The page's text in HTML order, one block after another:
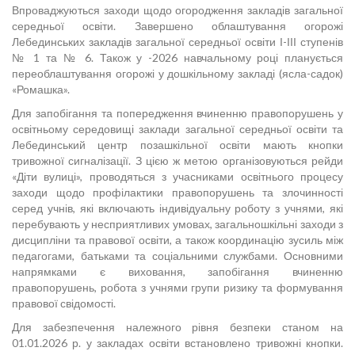
Впроваджуються заходи щодо огородження закладів загальної
середньої освіти. Завершено облаштування огорожі
Лебединських закладів загальної середньої освіти І-ІІІ ступенів
№ 1 та № 6. Також у -2026 навчальному році планується
переоблаштування огорожі у дошкільному закладі (ясла-садок)
«Ромашка».
Для запобігання та попередження вчиненню правопорушень у
освітньому середовищі заклади загальної середньої освіти та
Лебединський центр позашкільної освіти мають кнопки
тривожної сигналізації. З цією ж метою організовуються рейди
«Діти вулиці», проводяться з учасниками освітнього процесу
заходи щодо профілактики правопорушень та злочинності
серед учнів, які включають індивідуальну роботу з учнями, які
перебувають у несприятливих умовах, загальношкільні заходи з
дисципліни та правової освіти, а також координацію зусиль між
педагогами, батьками та соціальними службами. Основними
напрямками є виховання, запобігання вчиненню
правопорушень, робота з учнями групи ризику та формування
правової свідомості.
Для забезпечення належного рівня безпеки станом на
01.01.2026 р. у закладах освіти встановлено тривожні кнопки.